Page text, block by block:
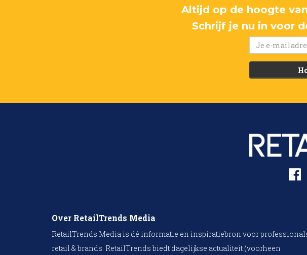
Altijd op de hoogte
Schrijf je nu in voor
Over RetailTrends Media
RetailTrends Media is dé informatie en inspiratiebron voor
retail & brands. RetailTrends biedt dagelijkse actualiteit (voorheen